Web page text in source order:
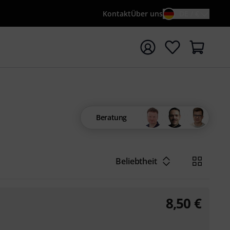
KontaktÜber uns
mit Suchwort {searchTerm} starten
Beratung
Beliebtheit
8,50 €